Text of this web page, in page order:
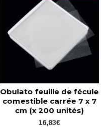
Obulato feuille de fécule
comestible carrée 7 x 7
cm (x 200 unités)
16,83€